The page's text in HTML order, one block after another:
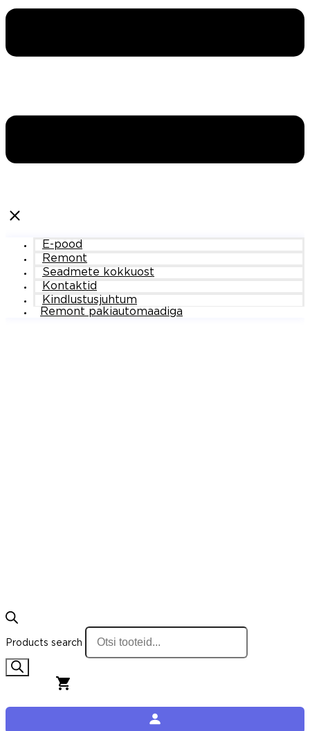
E-pood
Remont
Seadmete kokkuost
Kontaktid
Kindlustusjuhtum
Remont pakiautomaadiga
Products search